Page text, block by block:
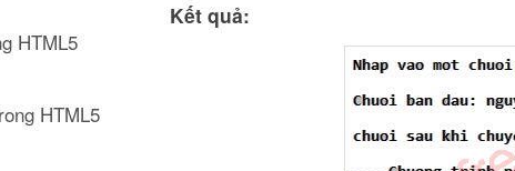
HTML5
HTML5
Kết quả: